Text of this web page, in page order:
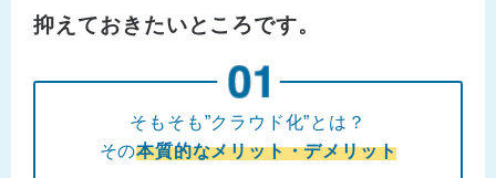
抑えておきたいところです。
そもそも”クラウド化”とは？
その本質的なメリット・デメリット